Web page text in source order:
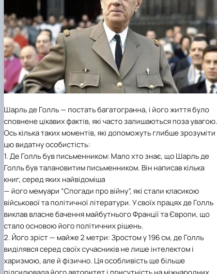
Шарль де Голль — постать багатогранна, і його життя було
сповнене цікавих фактів, які часто залишаються поза увагою.
Ось кілька таких моментів, які допоможуть глибше зрозуміти
цю видатну особистість:
1. Де Голль був письменником: Мало хто знає, що Шарль де
Голль був талановитим письменником. Він написав кілька
книг, серед яких найвідоміша
— його мемуари “Спогади про війну”, які стали класикою
військової та політичної літератури. У своїх працях де Голль
виклав власне бачення майбутнього Франції та Європи, що
стало основою його політичних рішень.
2. Його зріст — майже 2 метри: Зростом у 196 см, де Голль
виділявся серед своїх сучасників не лише інтелектом і
харизмою, але й фізично. Ця особливість ще більше